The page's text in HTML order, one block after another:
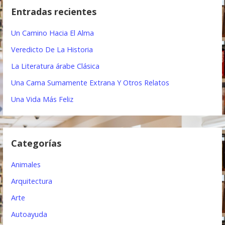
a
ó
n
d
n
Entradas recientes
Un Camino Hacia El Alma
Veredicto De La Historia
La Literatura árabe Clásica
Una Cama Sumamente Extrana Y Otros Relatos
Una Vida Más Feliz
Categorías
Animales
Arquitectura
Arte
Autoayuda